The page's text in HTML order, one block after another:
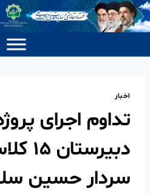
اخبار
تداوم اجرای
سردار حسین